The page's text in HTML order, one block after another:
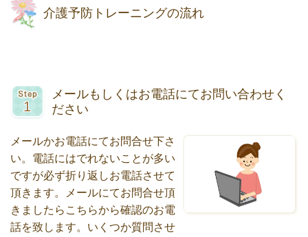
介護予防トレーニングの流れ
メールもしくはお電話にてお問い合わせく
ださい
メールかお電話にてお問合せ下さ
い。電話にはでれないことが多い
ですが必ず折り返しお電話させて
頂きます。メールにてお問合せ頂
きましたらこちらから確認のお電
話を致します。いくつか質問させ